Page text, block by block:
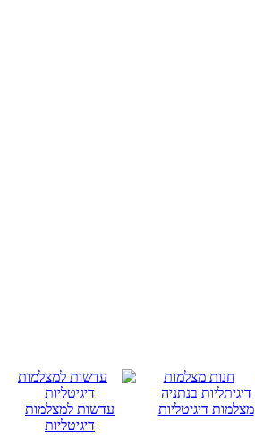
מצלמות דיגיטליות
עדשות למצלמות
דיגיטליות